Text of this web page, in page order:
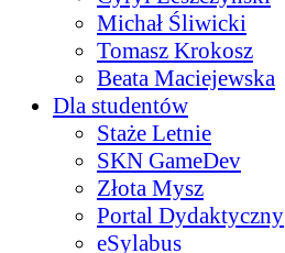
Michał Śliwicki
Tomasz Krokosz
Beata Maciejewska
Dla studentów
Staże Letnie
SKN GameDev
Złota Mysz
Portal Dydaktyczny
eSylabus